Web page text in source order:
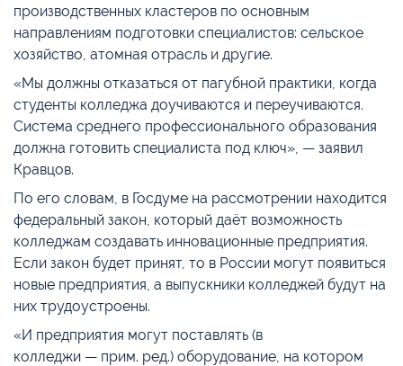
производственных кластеров по основным
направлениям подготовки специалистов: сельское
хозяйство, атомная отрасль и другие.
«Мы должны отказаться от пагубной практики, когда
студенты колледжа доучиваются и переучиваются.
Система среднего профессионального образования
должна готовить специалиста под ключ», — заявил
Кравцов.
По его словам, в Госдуме на рассмотрении находится
федеральный закон, который даёт возможность
колледжам создавать инновационные предприятия.
Если закон будет принят, то в России могут появиться
новые предприятия, а выпускники колледжей будут на
них трудоустроены.
«И предприятия могут поставлять (в
колледжи — прим. ред.) оборудование, на котором